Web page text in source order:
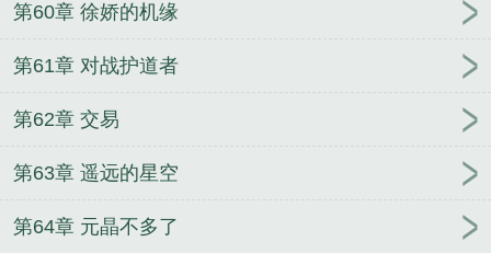
第60章 徐娇的机缘
第61章 对战护道者
第62章 交易
第63章 遥远的星空
第64章 元晶不多了